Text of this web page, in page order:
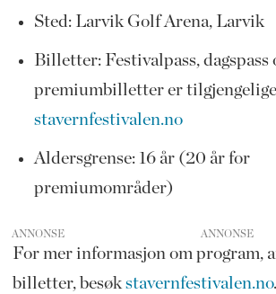
Sted: Larvik Golf Arena, Larvik
Billetter: Festivalpass, dagspass
premiumbilletter er
stavernfestivalen.no
Aldersgrense: 16 år (20 år for
premiumområder)
ANNONSE
For mer informasjon om program,
billetter, besøkstavernfestivalen.no.